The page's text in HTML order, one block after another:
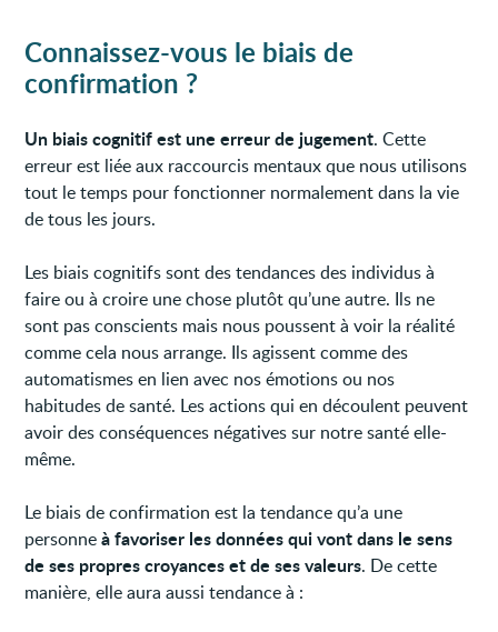
Connaissez-vous le biais de
confirmation ?
Un biais cognitif est une erreur de jugement. Cette
erreur est liée aux raccourcis mentaux que nous utilisons
tout le temps pour fonctionner normalement dans la vie
de tous les jours.
Les biais cognitifs sont des tendances des individus à
faire ou à croire une chose plutôt qu’une autre. Ils ne
sont pas conscients mais nous poussent à voir la réalité
comme cela nous arrange. Ils agissent comme des
automatismes en lien avec nos émotions ou nos
habitudes de santé. Les actions qui en découlent peuvent
avoir des conséquences négatives sur notre santé elle-
même.
Le biais de confirmation est la tendance qu’a une
personneà favoriser les données qui vont dans le sens
de ses propres croyances et de ses valeurs. De cette
manière, elle aura aussi tendance à :